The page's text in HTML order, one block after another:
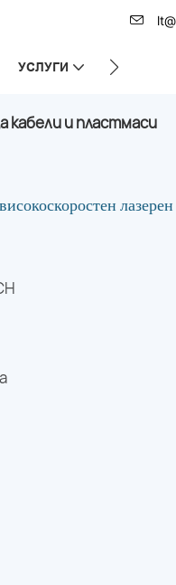
УСЛУГИ ЗА НАС
кабели и пластмаси
лазерен